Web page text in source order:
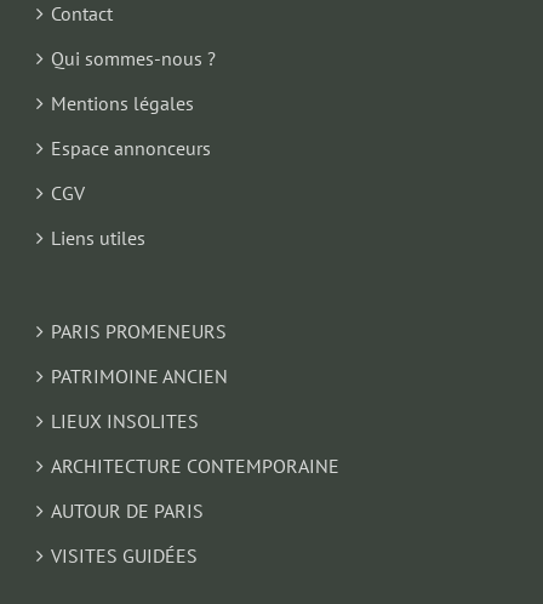
Contact
Qui sommes-nous ?
Mentions légales
Espace annonceurs
CGV
Liens utiles
PARIS PROMENEURS
PATRIMOINE ANCIEN
LIEUX INSOLITES
ARCHITECTURE CONTEMPORAINE
AUTOUR DE PARIS
VISITES GUIDÉES